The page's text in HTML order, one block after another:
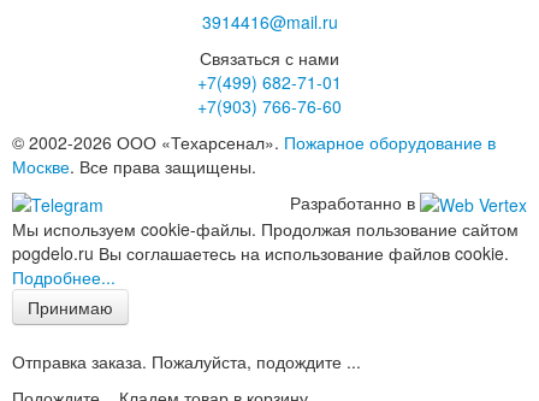
3914416@mail.ru
Связаться с нами
+7(499) 682-71-01
+7(903) 766-76-60
© 2002-2026 ООО «Техарсенал». Пожарное оборудование в
Москве. Все права защищены.
Разработанно в
Мы используем cookie-файлы. Продолжая пользование сайтом
pogdelo.ru Вы соглашаетесь на использование файлов cookie.
Подробнее...
Принимаю
Отправка заказа. Пожалуйста, подождите ...